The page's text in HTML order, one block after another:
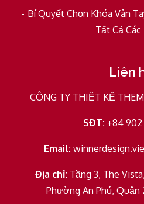
Bí Quyết Chọn Khóa Vân
Tất Cả
Liên
CÔNG TY THIẾT KẾ
SĐT: +84
Email:
Địa chỉ: Tầng 3, The
Phường An Phú, Quận